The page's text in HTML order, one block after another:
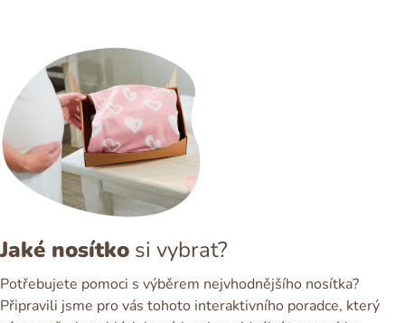
Jaké nosítko si vybrat?
Potřebujete pomoci s výběrem nejvhodnějšího nosítka?
Připravili jsme pro vás tohoto interaktivního poradce, který